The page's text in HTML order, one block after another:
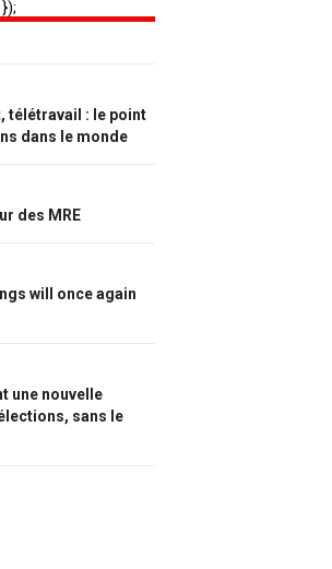
télétravail : le point
dans le monde
des MRE
will once again
une nouvelle
sans le